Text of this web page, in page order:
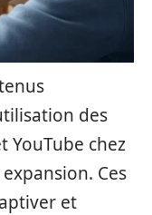
des
YouTube chez
Ces
et